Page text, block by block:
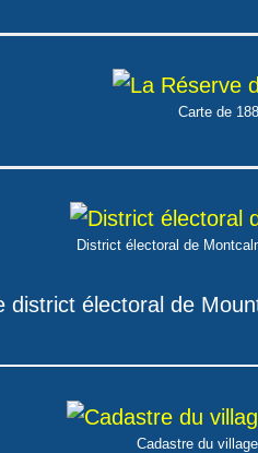
Carte de
District électoral de
district électoral de
Cadastre du